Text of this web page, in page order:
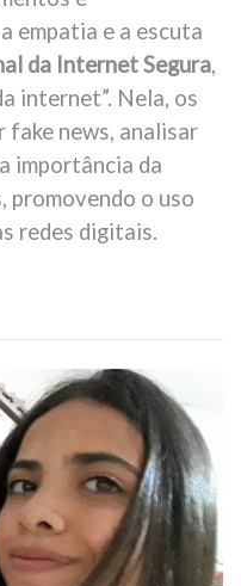
empatia e a escuta
da Internet Segura,
internet”. Nela, os
news, analisar
importância da
promovendo o uso
redes digitais.